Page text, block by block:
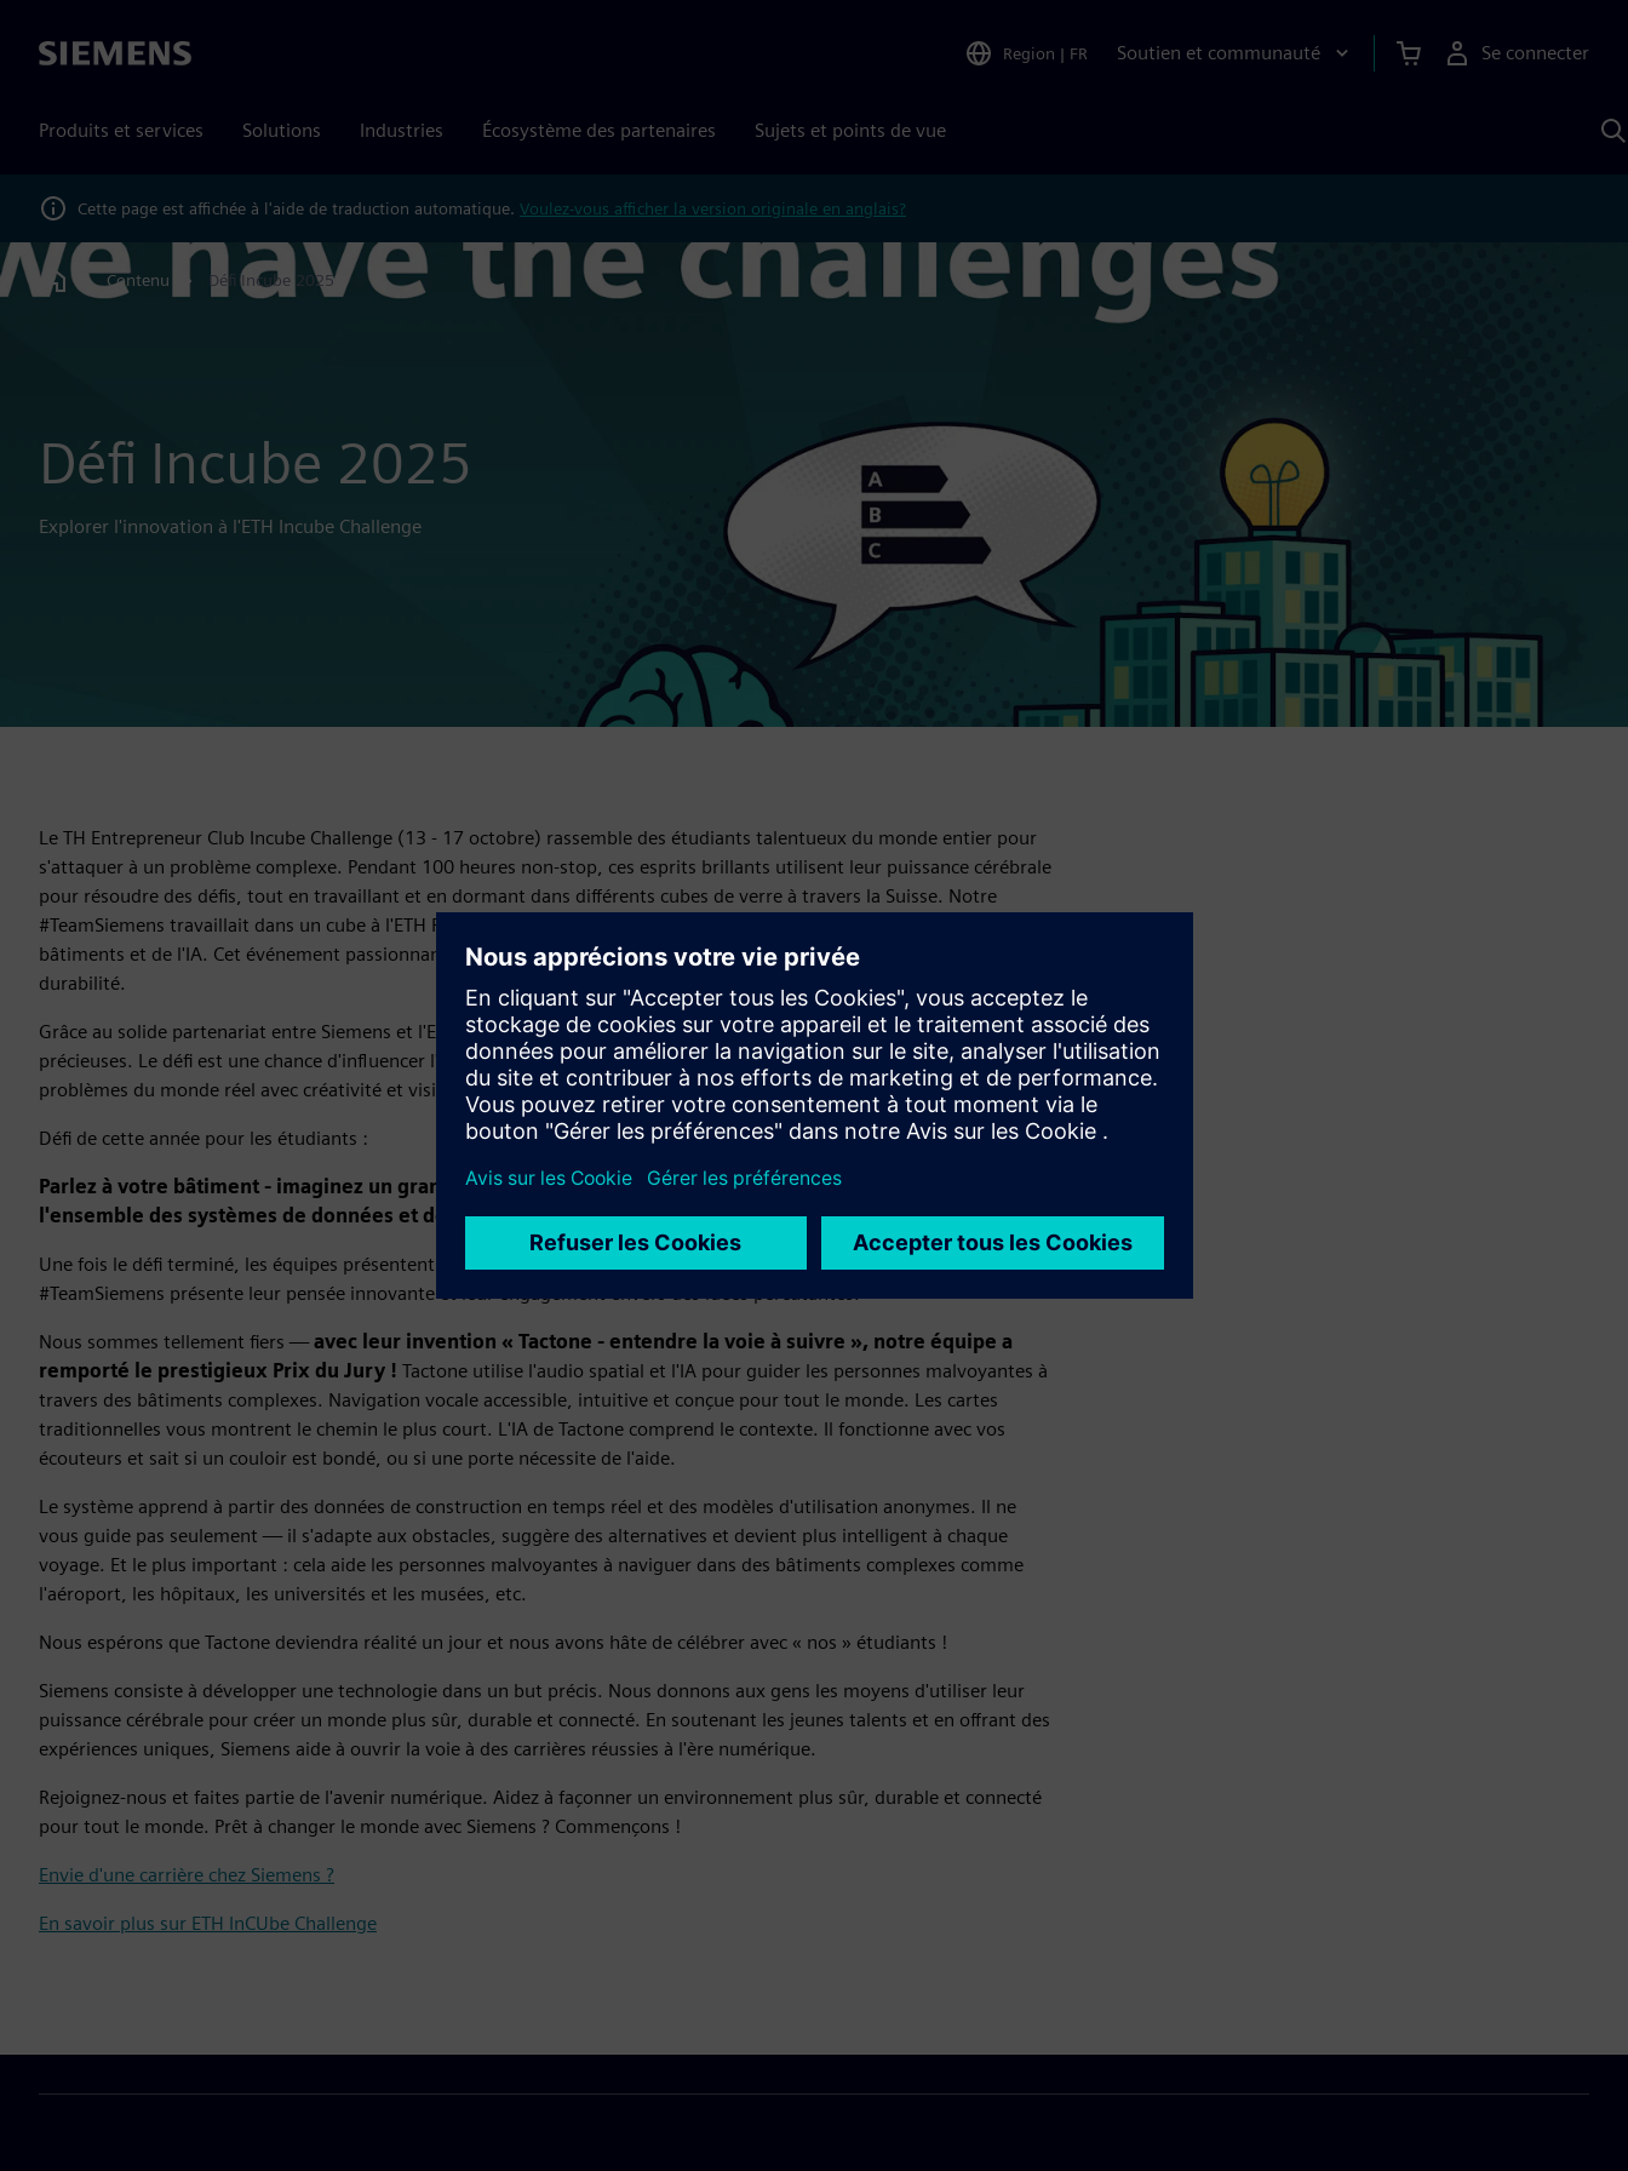
Siemens Region | FR Soutien et communauté Se connecter
Produits et services Solutions Industries Écosystème des partenaires Sujets et points de vue
Cette page est affichée à l'aide de traduction automatique. Voulez-vous afficher la version originale en anglais?
Home
Contenu Défi Incube 2025
Défi Incube 2025
Explorer l'innovation à l'ETH Incube Challenge
Le TH Entrepreneur Club Incube Challenge (13 - 17 octobre) rassemble des étudiants talentueux du monde entier pour
s'attaquer à un problème complexe. Pendant 100 heures non-stop, ces esprits brillants utilisent leur puissance cérébrale
pour résoudre des défis, tout en travaillant et en dormant dans différents cubes de verre à travers la Suisse. Notre
#TeamSiemens travaillait dans un cube à l'ETH Polyterrace à Zurich en créant des solutions dans les domaines des
bâtiments et de l'IA. Cet événement passionnant vise à repousser les limites de l'innovation, de l'efficacité et de la
durabilité.
Grâce au solide partenariat entre Siemens et l'ETH Zurich, les participants ont accès à une expertise et à des idées
précieuses. Le défi est une chance d'influencer l'avenir de la technologie et de l'infrastructure, en résolvant des
problèmes du monde réel avec créativité et vision.
Défi de cette année pour les étudiants :
Parlez à votre bâtiment - imaginez un grand modèle linguistique (LLM) intégré de manière transparente à
l'ensemble des systèmes de données et de contrôle d'un bâtiment moderne.
Une fois le défi terminé, les équipes présentent leurs projets incroyables à un public enthousiaste. Nous avons hâte que
#TeamSiemens présente leur pensée innovante et leur engagement envers des idées percutantes.
Nous sommes tellement fiers —avec leur invention « Tactone - entendre la voie à suivre », notre équipe a
remporté le prestigieux Prix du Jury ! Tactone utilise l'audio spatial et l'IA pour guider les personnes malvoyantes à
travers des bâtiments complexes. Navigation vocale accessible, intuitive et conçue pour tout le monde. Les cartes
traditionnelles vous montrent le chemin le plus court. L'IA de Tactone comprend le contexte. Il fonctionne avec vos
écouteurs et sait si un couloir est bondé, ou si une porte nécessite de l'aide.
Le système apprend à partir des données de construction en temps réel et des modèles d'utilisation anonymes. Il ne
vous guide pas seulement — il s'adapte aux obstacles, suggère des alternatives et devient plus intelligent à chaque
voyage. Et le plus important : cela aide les personnes malvoyantes à naviguer dans des bâtiments complexes comme
l'aéroport, les hôpitaux, les universités et les musées, etc.
Nous espérons que Tactone deviendra réalité un jour et nous avons hâte de célébrer avec « nos » étudiants !
Siemens consiste à développer une technologie dans un but précis. Nous donnons aux gens les moyens d'utiliser leur
puissance cérébrale pour créer un monde plus sûr, durable et connecté. En soutenant les jeunes talents et en offrant des
expériences uniques, Siemens aide à ouvrir la voie à des carrières réussies à l'ère numérique.
Rejoignez-nous et faites partie de l'avenir numérique. Aidez à façonner un environnement plus sûr, durable et connecté
pour tout le monde. Prêt à changer le monde avec Siemens ? Commençons !
Envie d'une carrière chez Siemens ?
En savoir plus sur ETH InCUbe Challenge